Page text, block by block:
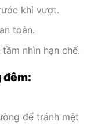
khi vượt.
toàn.
nhìn hạn chế.
đêm:
để tránh mệt